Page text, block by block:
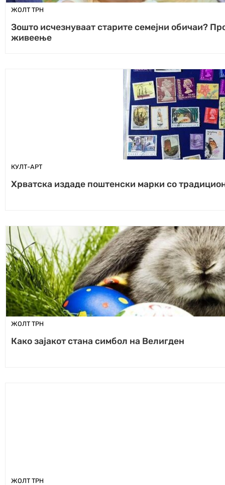
ЖОЛТ ТРН
Зошто исчезнуваат старите семејни обичаи?
живеење
КУЛТ-АРТ
Хрватска издаде поштенски марки со
ЖОЛТ ТРН
Како зајакот стана симбол на Велигден
ЖОЛТ ТРН